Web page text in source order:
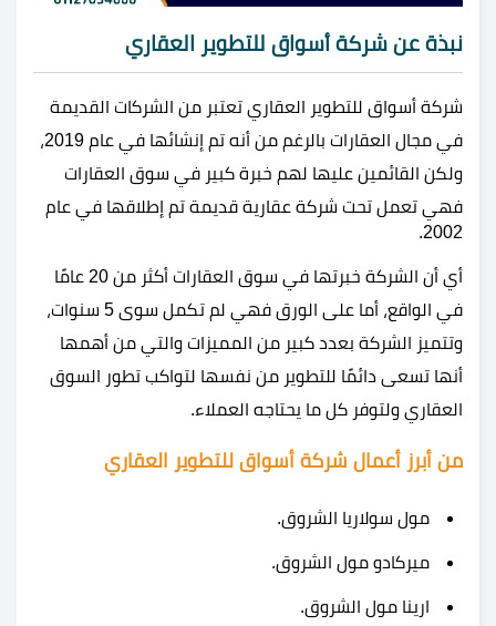
نبذة عن شركة أسواق للتطوير العقاري
شركة أسواق للتطوير العقاري تعتبر من الشركات القديمة
في مجال العقارات بالرغم من أنه تم إنشائها في عام 2019،
ولكن القائمين عليها لهم خبرة كبير في سوق العقارات
فهي تعمل تحت شركة عقارية قديمة تم إطلاقها في عام
2002.
أي أن الشركة خبرتها في سوق العقارات أكثر من 20 عامًا
في الواقع، أما على الورق فهي لم تكمل سوى 5 سنوات،
وتتميز الشركة بعدد كبير من المميزات والتي من أهمها
أنها تسعى دائمًا للتطوير من نفسها لتواكب تطور السوق
العقاري ولتوفر كل ما يحتاجه العملاء.
من أبرز أعمال شركة أسواق للتطوير العقاري
مول سولاريا الشروق.
ميركادو مول الشروق.
ارينا مول الشروق.